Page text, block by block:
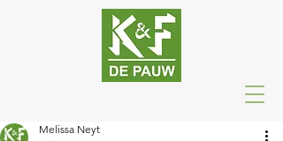
Melissa Neyt